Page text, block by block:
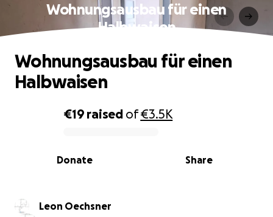
Wohnungsausbau für einen
Halbwaisen
0% complete
€19 raised of€3.5K
Share
Donate
Wohnungsausbau für einen
Halbwaisen
Leon Oechsner